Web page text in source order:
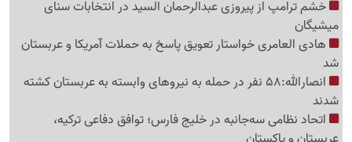
خشم ترامپ از پیروزی عبدالرحمان السید در انتخابات سنای
میشیگان
هادی العامری خواستار تعویق پاسخ به حملات آمریکا و عربستان
شد
انصارالله:58 نفر در حمله به نیروهای وابسته به عربستان کشته
شدند
اتحاد نظامی سه‌جانبه در خلیج فارس؛ توافق دفاعی ترکیه،